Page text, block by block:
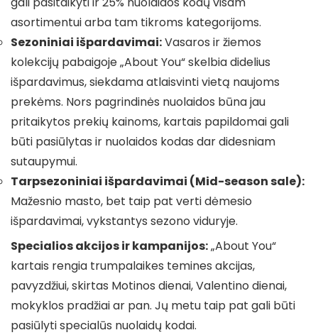
asortimentui arba tam tikroms kategorijoms.
Sezoniniai išpardavimai:Vasaros ir žiemos
kolekcijų pabaigoje „About You“ skelbia didelius
išpardavimus, siekdama atlaisvinti vietą naujoms
prekėms. Nors pagrindinės nuolaidos būna jau
pritaikytos prekių kainoms, kartais papildomai gali
būti pasiūlytas ir nuolaidos kodas dar didesniam
sutaupymui.
Tarpsezoniniai išpardavimai (Mid-season sale):
Mažesnio masto, bet taip pat verti dėmesio
išpardavimai, vykstantys sezono viduryje.
Specialios akcijos ir kampanijos:„About You“
kartais rengia trumpalaikes temines akcijas,
pavyzdžiui, skirtas Motinos dienai, Valentino dienai,
mokyklos pradžiai ar pan. Jų metu taip pat gali būti
pasiūlyti specialūs nuolaidų kodai.